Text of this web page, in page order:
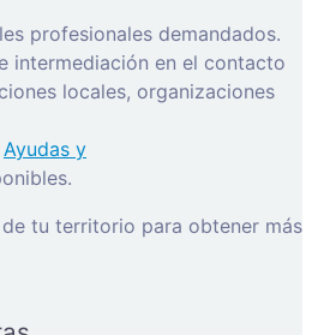
profesionales demandados.
intermediación en el contacto
locales, organizaciones
Ayudas y
tu territorio para obtener más